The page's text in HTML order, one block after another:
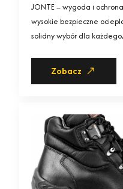
JONTE – wygoda i
wysokie bezpieczne
solidny wybór dla
Zobacz